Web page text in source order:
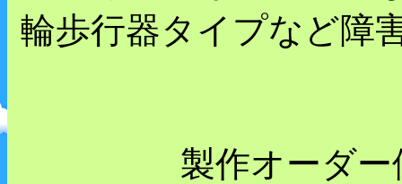
輪歩行器タイプなど障
製作オーダ